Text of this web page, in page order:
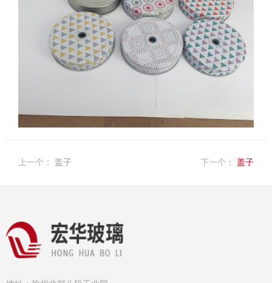
上一个： 盖子 下一个： 盖子